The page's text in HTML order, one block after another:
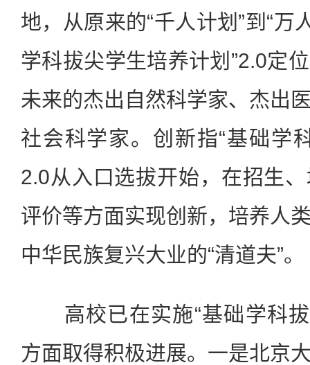
地，从原来的“千人计划”到“万
学科拔尖学生培养计划”2.0定
未来的杰出自然科学家、杰出
社会科学家。创新指“基础学
2.0从入口选拔开始，在招生
评价等方面实现创新，培养人
中华民族复兴大业的“清道夫”。
高校已在实施“基础学科拔
方面取得积极进展。一是北京